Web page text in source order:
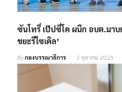
ซันโทรี่ เป๊ปซี่โค ผนึก อบต.มาบ
ขยะรีไซเคิล’
Byกองบรรณาธิการ 2 ตุลาคม 2025